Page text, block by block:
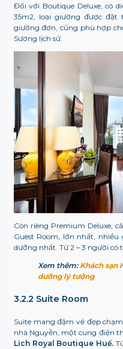
Đối với Boutique Deluxe, có
35m2, loại giường được đặt
giường đơn, cũng phù hợp
Sương lịch sử.
Còn riêng Premium Deluxe,
Guest Room, lớn nhất,
dưỡng nhất. Từ 2 – 3 người
Xem thêm: Khách sạn
dưỡng lý tưởng
3.2.2 Suite Room
Suite mang đậm vẻ đẹp
nhà Nguyễn, một cung điện
Lich Royal Boutique Huế.